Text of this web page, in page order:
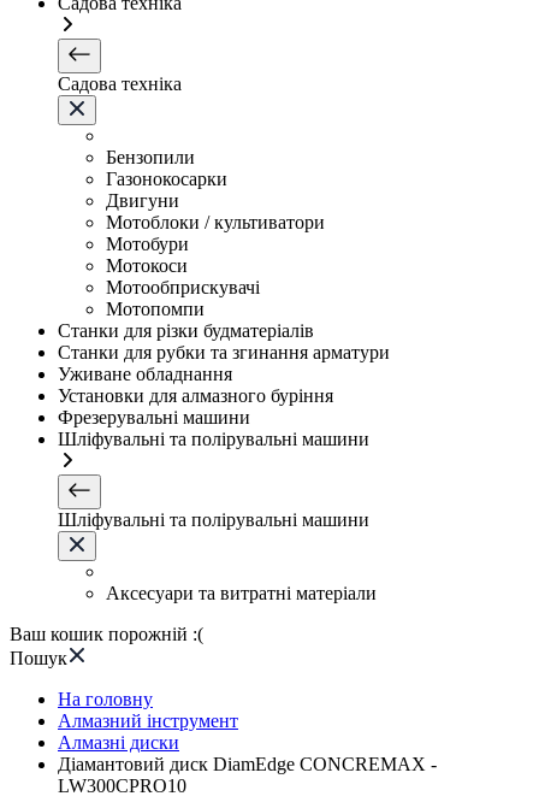
Садова техніка
Бензопили
Газонокосарки
Двигуни
Мотоблоки / культиватори
Мотобури
Мотокоси
Мотообприскувачі
Мотопомпи
Станки для різки будматеріалів
Станки для рубки та згинання арматури
Уживане обладнання
Установки для алмазного буріння
Фрезерувальні машини
Шліфувальні та полірувальні машини
Шліфувальні та полірувальні машини
Аксесуари та витратні матеріали
Ваш кошик порожній :(
Пошук
На головну
Алмазний інструмент
Алмазні диски
Діамантовий диск DiamEdge CONCREMAX -
LW300CPRO10